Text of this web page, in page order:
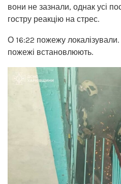
вони не зазнали, однак усі
гостру реакцію на стрес.
О 16:22 пожежу
пожежі встановлюють.